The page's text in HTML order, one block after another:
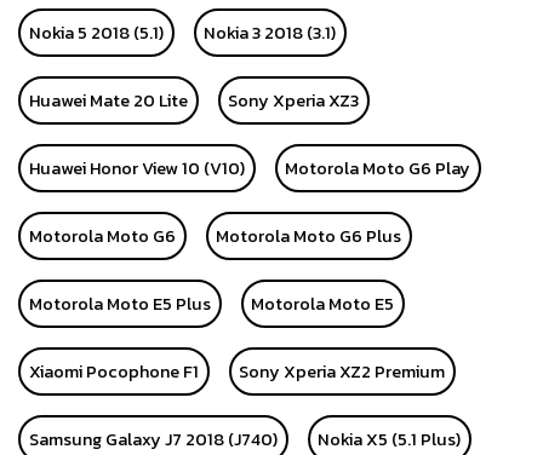
Nokia 5 2018 (5.1) Nokia 3 2018 (3.1)
Huawei Mate 20 Lite Sony Xperia XZ3
Huawei Honor View 10 (V10) Motorola Moto G6 Play
Motorola Moto G6 Motorola Moto G6 Plus
Motorola Moto E5 Plus Motorola Moto E5
Xiaomi Pocophone F1 Sony Xperia XZ2 Premium
Samsung Galaxy J7 2018 (J740) Nokia X5 (5.1 Plus)